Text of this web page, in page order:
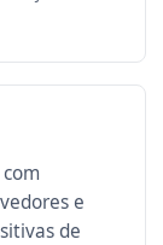
e
de